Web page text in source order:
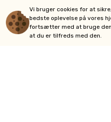
leveringen på din første
meget du bestiller for.
Du bør alligevel altid tjekke
Vi bruger cookies for at
bedste oplevelse på vores
fortsætter med at bruge
at du er tilfreds med den.